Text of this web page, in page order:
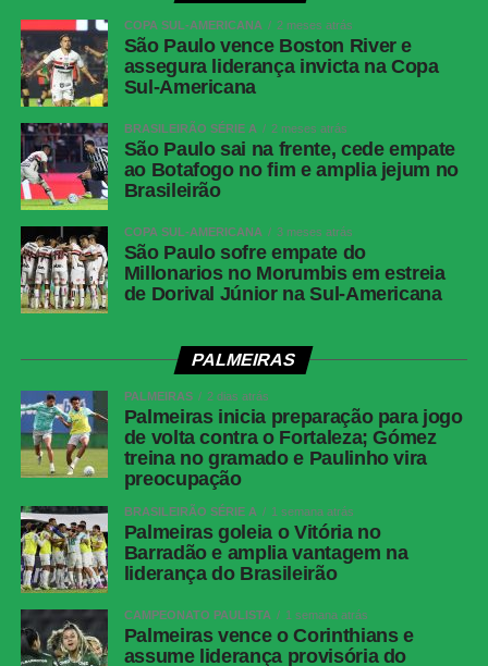
WhatsApp
Facebook
Twitter
Messenger
LinkedIn
Share
COPA SUL-AMERICANA 2 meses atrás
São Paulo vence Boston River e
assegura liderança invicta na Copa
Sul-Americana
BRASILEIRÃO SÉRIE A 2 meses atrás
São Paulo sai na frente, cede empate
ao Botafogo no fim e amplia jejum no
Brasileirão
COPA SUL-AMERICANA 3 meses atrás
São Paulo sofre empate do
Millonarios no Morumbis em estreia
de Dorival Júnior na Sul-Americana
PALMEIRAS
PALMEIRAS 2 dias atrás
Palmeiras inicia preparação para jogo
de volta contra o Fortaleza; Gómez
treina no gramado e Paulinho vira
preocupação
BRASILEIRÃO SÉRIE A 1 semana atrás
Palmeiras goleia o Vitória no
Barradão e amplia vantagem na
liderança do Brasileirão
CAMPEONATO PAULISTA 1 semana atrás
Palmeiras vence o Corinthians e
assume liderança provisória do